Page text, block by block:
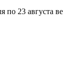
23 августа